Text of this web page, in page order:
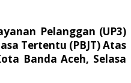
Pelanggan (UP3)
Tertentu (PBJT) Atas
Banda Aceh, Selasa